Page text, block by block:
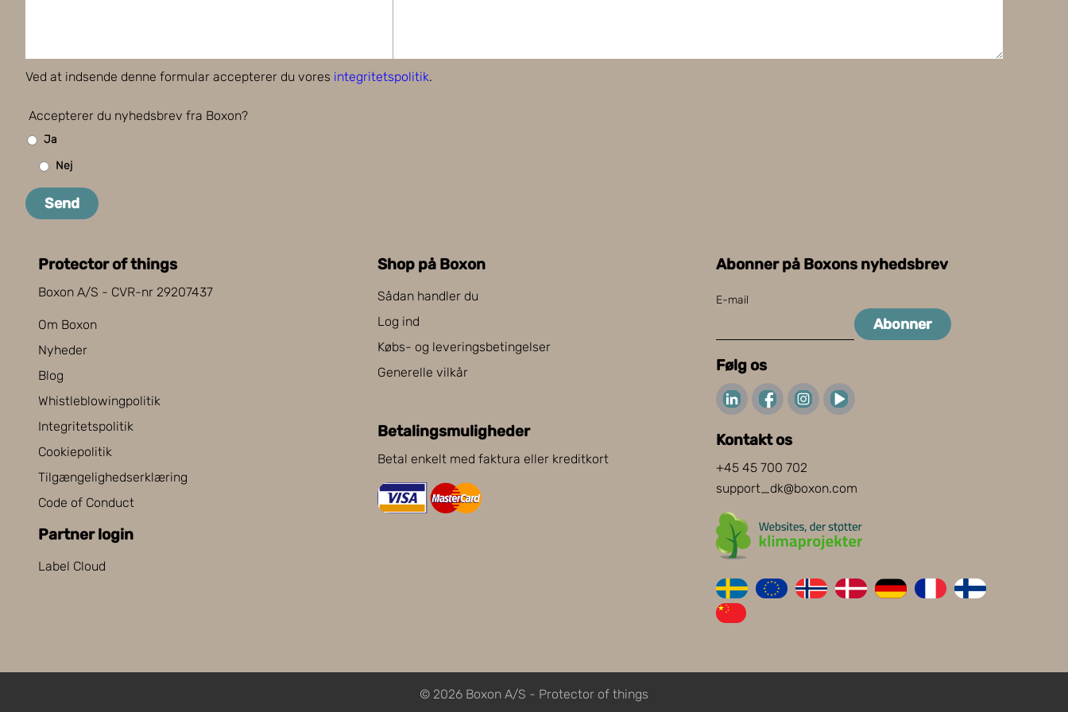
Ved at indsende denne formular accepterer du vores integritetspolitik.
Accepterer du nyhedsbrev fra Boxon?
Ja
Nej
Send
Protector of things
Boxon A/S - CVR-nr 29207437
Om Boxon
Nyheder
Blog
Whistleblowingpolitik
Integritetspolitik
Cookiepolitik
Tilgængelighedserklæring
Code of Conduct
Partner login
Label Cloud
Shop på Boxon
Sådan handler du
Log ind
Købs- og leveringsbetingelser
Generelle vilkår
Betalingsmuligheder
Betal enkelt med faktura eller kreditkort
Abonner på Boxons nyhedsbrev
E-mail
Abonner
Følg os
Kontakt os
+45 45 700 702
support_dk@boxon.com
© 2026 Boxon A/S - Protector of things